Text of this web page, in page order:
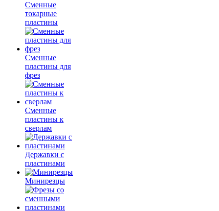
Сменные
токарные
пластины
Сменные
пластины для
фрез
Сменные
пластины к
сверлам
Державки с
пластинами
Минирезцы